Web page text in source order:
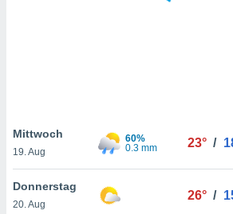
nicht
von
und
Mittwoch
19. Aug
60%
0.3 mm
23° /
Donnerstag
20. Aug
26° /